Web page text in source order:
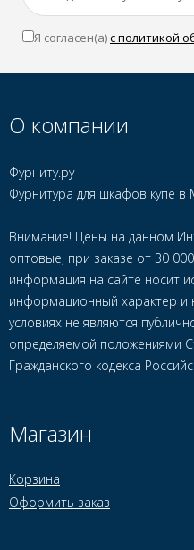
Я согласен(a)с политикой
О компании
Фурниту.ру
Фурнитура для шкафов купе в
Внимание! Цены на данном
оптовые, при заказе от 30
информация на сайте носит
информационный характер и
условиях не являются
определяемой положениями
Гражданского кодекса
Магазин
Корзина
Оформить заказ